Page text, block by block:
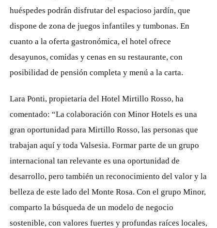
huéspedes podrán disfrutar del espacioso jardín, que
dispone de zona de juegos infantiles y tumbonas. En
cuanto a la oferta gastronómica, el hotel ofrece
desayunos, comidas y cenas en su restaurante, con
posibilidad de pensión completa y menú a la carta.
Lara Ponti, propietaria del Hotel Mirtillo Rosso, ha
comentado: “La colaboración con Minor Hotels es una
gran oportunidad para Mirtillo Rosso, las personas que
trabajan aquí y toda Valsesia. Formar parte de un grupo
internacional tan relevante es una oportunidad de
desarrollo, pero también un reconocimiento del valor y la
belleza de este lado del Monte Rosa. Con el grupo Minor,
comparto la búsqueda de un modelo de negocio
sostenible, con valores fuertes y profundas raíces locales,